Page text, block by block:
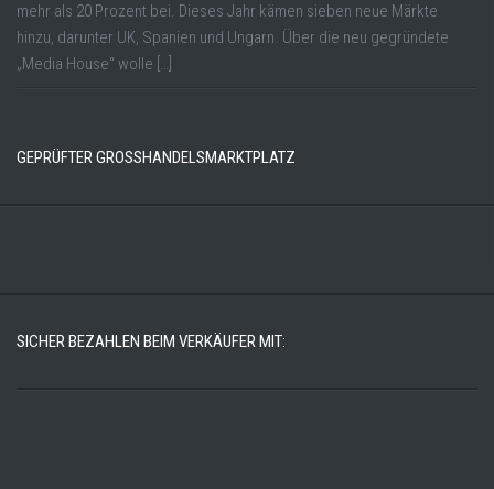
mehr als 20 Prozent bei. Dieses Jahr kämen sieben neue Märkte
hinzu, darunter UK, Spanien und Ungarn. Über die neu gegründete
„Media House“ wolle […]
GEPRÜFTER GROSSHANDELSMARKTPLATZ
SICHER BEZAHLEN BEIM VERKÄUFER MIT: